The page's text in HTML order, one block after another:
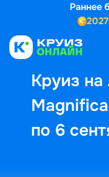
Раннее
2027
Круиз на
по 6